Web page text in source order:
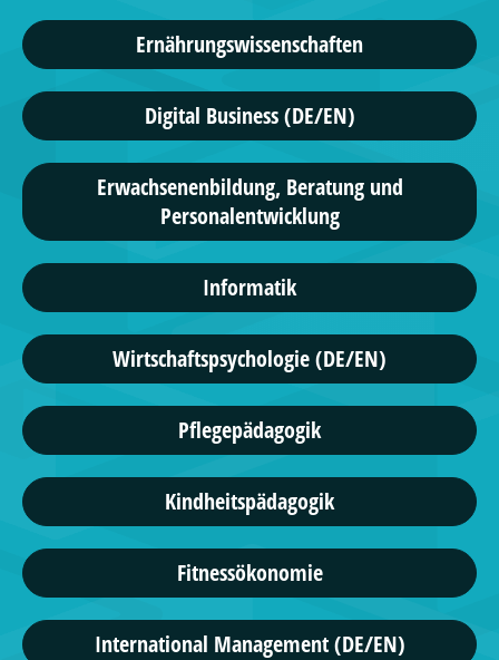
Ernährungswissenschaften
Digital Business (DE/EN)
Erwachsenenbildung, Beratung und
Personalentwicklung
Informatik
Wirtschaftspsychologie (DE/EN)
Pflegepädagogik
Kindheitspädagogik
Fitnessökonomie
International Management (DE/EN)